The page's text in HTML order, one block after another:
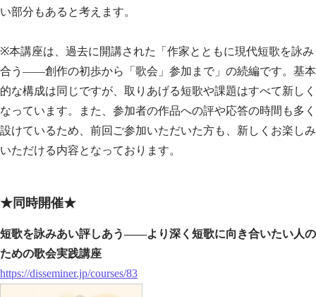
い部分もあると考えます。
※本講座は、過去に開講された「作家とともに現代短歌を詠み
合う——創作の初歩から「歌会」参加まで」の続編です。基本
的な構成は同じですが、取りあげる短歌や課題はすべて新しく
なっています。また、参加者の作品への評や応答の時間も多く
設けているため、前回ご参加いただいた方も、新しくお楽しみ
いただける内容となっております。
★同時開催★
短歌を詠みあい評しあう——より深く短歌に向き合いたい人の
ための歌会実践講座
https://disseminer.jp/courses/83